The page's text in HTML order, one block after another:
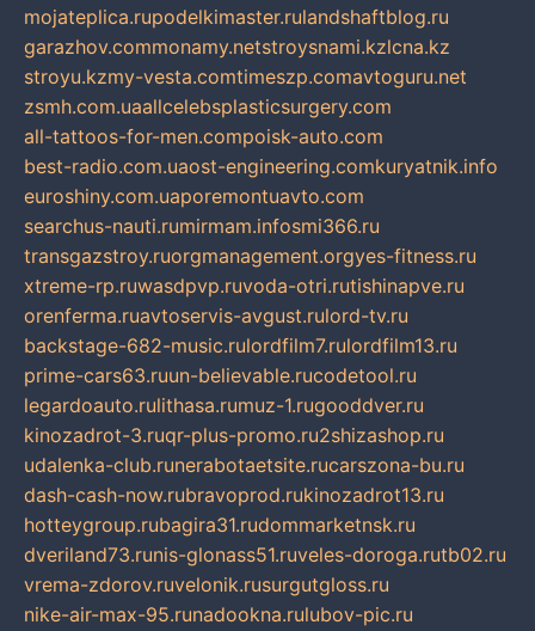
mojateplica.rupodelkimaster.rulandshaftblog.ru
garazhov.commonamy.netstroysnami.kzlcna.kz
stroyu.kzmy-vesta.comtimeszp.comavtoguru.net
zsmh.com.uaallcelebsplasticsurgery.com
all-tattoos-for-men.compoisk-auto.com
best-radio.com.uaost-engineering.comkuryatnik.info
euroshiny.com.uaporemontuavto.com
searchus-nauti.rumirmam.infosmi366.ru
transgazstroy.ruorgmanagement.orgyes-fitness.ru
xtreme-rp.ruwasdpvp.ruvoda-otri.rutishinapve.ru
orenferma.ruavtoservis-avgust.rulord-tv.ru
backstage-682-music.rulordfilm7.rulordfilm13.ru
prime-cars63.ruun-believable.rucodetool.ru
legardoauto.rulithasa.rumuz-1.rugooddver.ru
kinozadrot-3.ruqr-plus-promo.ru2shizashop.ru
udalenka-club.runerabotaetsite.rucarszona-bu.ru
dash-cash-now.rubravoprod.rukinozadrot13.ru
hotteygroup.rubagira31.rudommarketnsk.ru
dveriland73.runis-glonass51.ruveles-doroga.rutb02.ru
vrema-zdorov.ruvelonik.rusurgutgloss.ru
nike-air-max-95.runadookna.rulubov-pic.ru